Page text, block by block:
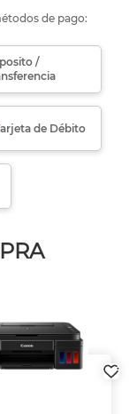
de pago:
/
de Débito